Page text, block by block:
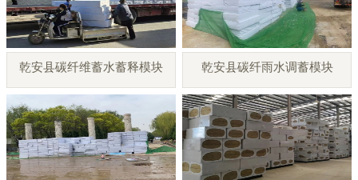
乾安县碳纤维蓄水蓄释模块 乾安县碳纤雨水调蓄模块